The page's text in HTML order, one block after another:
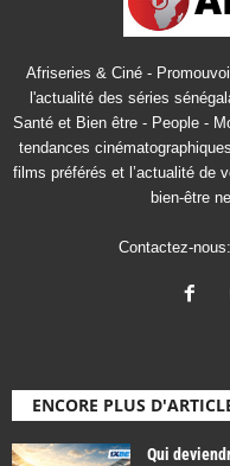
Afriseries & Ciné -
l'actualité des séries
Santé et Bien être - People -
tendances
films préférés et l’actualité de
bien-être
Contactez-nous:
ENCORE PLUS
Qui